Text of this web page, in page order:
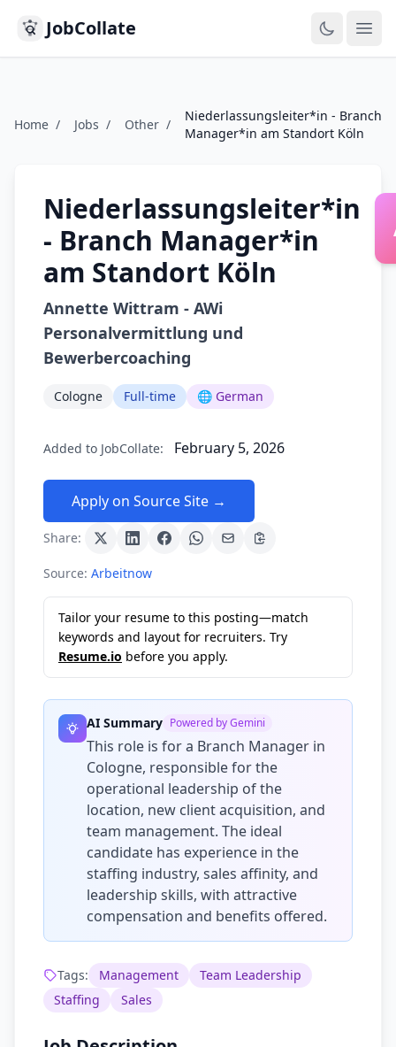
JobCollate
Home / Jobs / Other /
Niederlassungsleiter*in - Branch
Manager*in am Standort Köln
Niederlassungsleiter*in
- Branch Manager*in
am Standort Köln
Annette Wittram - AWi
Personalvermittlung und
Bewerbercoaching
Cologne Full-time 🌐 German
Added to JobCollate: February 5, 2026
Apply on Source Site →
Share:
Source: Arbeitnow
Tailor your resume to this posting—match
keywords and layout for recruiters. Try
Resume.io before you apply.
AI Summary Powered by Gemini
This role is for a Branch Manager in
Cologne, responsible for the
operational leadership of the
location, new client acquisition, and
team management. The ideal
candidate has experience in the
staffing industry, sales affinity, and
leadership skills, with attractive
compensation and benefits offered.
Tags: Management
Team Leadership
Staffing
Sales